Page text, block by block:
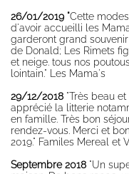
Speleology
Baignade,
Canoë, Aviron
Vercors
Winter
activities
Snowshoe
hiking
Cross-country
26/01/2019 "Cette
d'avoir accueilli les
garderont grand
de Donald; Les Rimets
et neige. tous nos
lointain." Les Mama's
29/12/2018 "Très beau
apprécié la litterie
en famille. Très bon
rendez-vous. Merci et
2019." Familes Mereal et
Septembre 2018 "Un